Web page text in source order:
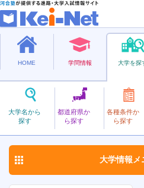
HOME 学問情報 大学を探
大学名から
探す
都道府県か
ら探す
各種条件か
ら探す
国立
とうきょう
東京大学
大学情報 メ